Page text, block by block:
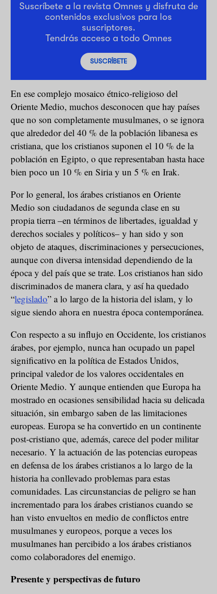
Suscríbete a la revista Omnes y disfruta de
contenidos exclusivos para los
suscriptores.
Tendrás acceso a todo Omnes
SUSCRÍBETE
En ese complejo mosaico étnico-religioso del
Oriente Medio, muchos desconocen que hay países
que no son completamente musulmanes, o se ignora
que alrededor del 40 % de la población libanesa es
cristiana, que los cristianos suponen el 10 % de la
población en Egipto, o que representaban hasta hace
bien poco un 10 % en Siria y un 5 % en Irak.
Por lo general, los árabes cristianos en Oriente
Medio son ciudadanos de segunda clase en su
propia tierra –en términos de libertades, igualdad y
derechos sociales y políticos– y han sido y son
objeto de ataques, discriminaciones y persecuciones,
aunque con diversa intensidad dependiendo de la
época y del país que se trate. Los cristianos han sido
discriminados de manera clara, y así ha quedado
“legislado” a lo largo de la historia del islam, y lo
sigue siendo ahora en nuestra época contemporánea.
Con respecto a su influjo en Occidente, los cristianos
árabes, por ejemplo, nunca han ocupado un papel
significativo en la política de Estados Unidos,
principal valedor de los valores occidentales en
Oriente Medio. Y aunque entienden que Europa ha
mostrado en ocasiones sensibilidad hacia su delicada
situación, sin embargo saben de las limitaciones
europeas. Europa se ha convertido en un continente
post-cristiano que, además, carece del poder militar
necesario. Y la actuación de las potencias europeas
en defensa de los árabes cristianos a lo largo de la
historia ha conllevado problemas para estas
comunidades. Las circunstancias de peligro se han
incrementado para los árabes cristianos cuando se
han visto envueltos en medio de conflictos entre
musulmanes y europeos, porque a veces los
musulmanes han percibido a los árabes cristianos
como colaboradores del enemigo.
Presente y perspectivas de futuro